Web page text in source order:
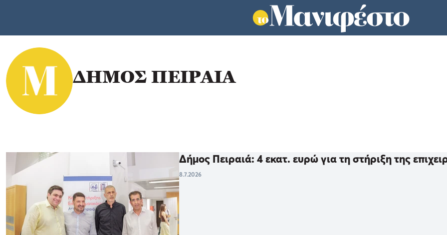
ΔΗΜΟΣ ΠΕΙΡΑΙΑ
Δήμος Πειραιά: 4 εκατ. ευρώ για τη στήριξη της
8.7.2026